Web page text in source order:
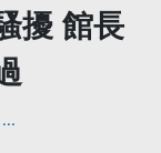
擾 館長
...